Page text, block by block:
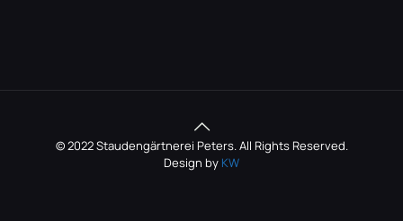
© 2022 Staudengärtnerei Peters. All Rights Reserved.
Design by KW